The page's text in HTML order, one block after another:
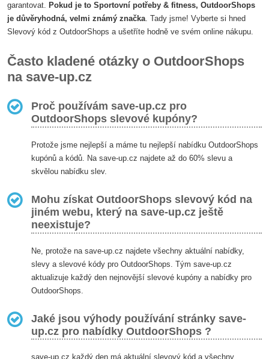
garantovat. Pokud je to Sportovní potřeby & fitness, OutdoorShops
je důvěryhodná, velmi známý značka. Tady jsme! Vyberte si hned
Slevový kód z OutdoorShops a ušetříte hodně ve svém online nákupu.
Často kladené otázky o OutdoorShops
na save-up.cz
Proč používám save-up.cz pro
OutdoorShops slevové kupóny?
Protože jsme nejlepší a máme tu nejlepší nabídku OutdoorShops
kupónů a kódů. Na save-up.cz najdete až do 60% slevu a
skvělou nabídku slev.
Mohu získat OutdoorShops slevový kód na
jiném webu, který na save-up.cz ještě
neexistuje?
Ne, protože na save-up.cz najdete všechny aktuální nabídky,
slevy a slevové kódy pro OutdoorShops. Tým save-up.cz
aktualizuje každý den nejnovější slevové kupóny a nabídky pro
OutdoorShops.
Jaké jsou výhody používání stránky save-
up.cz pro nabídky OutdoorShops ?
save-up.cz každý den má aktuální slevový kód a všechny